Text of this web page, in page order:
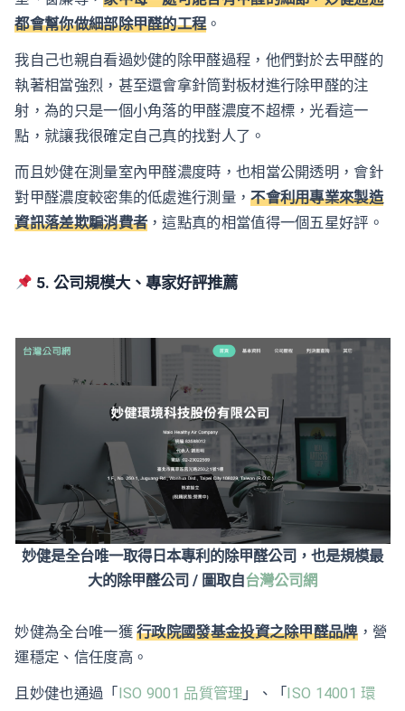
都會幫你做細部除甲醛的工程 。
我自己也親自看過妙健的除甲醛過程，他們對於去甲醛的
執著相當強烈，甚至還會拿針筒對板材進行除甲醛的注
射，為的只是一個小角落的甲醛濃度不超標，光看這一
點，就讓我很確定自己真的找對人了。
而且妙健在測量室內甲醛濃度時，也相當公開透明，會針
對甲醛濃度較密集的低處進行測量，不會利用專業來製造
資訊落差欺騙消費者，這點真的相當值得一個五星好評。
5. 公司規模大、專家好評推薦
妙健是全台唯一取得日本專利的除甲醛公司，也是規模最
大的除甲醛公司 / 圖取自台灣公司網
妙健為全台唯一獲 行政院國發基金投資之除甲醛品牌，營
運穩定、信任度高。
且妙健也通過「 ISO 9001 品質管理 」、「 ISO 14001 環